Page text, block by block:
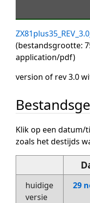
(bestandsgrootte:
application/pdf)
version of rev 3.0
Klik op een datum/
zoals het destijds
huidige
versie
29